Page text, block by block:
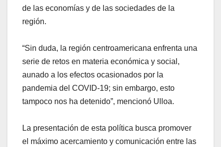
de las economías y de las sociedades de la
región.
“Sin duda, la región centroamericana enfrenta una
serie de retos en materia económica y social,
aunado a los efectos ocasionados por la
pandemia del COVID-19; sin embargo, esto
tampoco nos ha detenido”, mencionó Ulloa.
La presentación de esta política busca promover
el máximo acercamiento y comunicación entre las